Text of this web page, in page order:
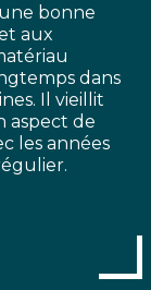
bonne
aux
dans
Il vieillit
aspect de
les années